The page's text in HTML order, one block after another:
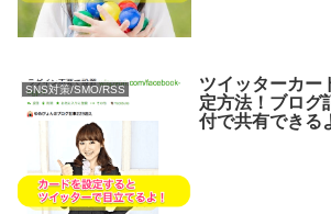
SNS対策/SMO/RSS
ツイッターカー
定方法！ブログ
付で共有できる